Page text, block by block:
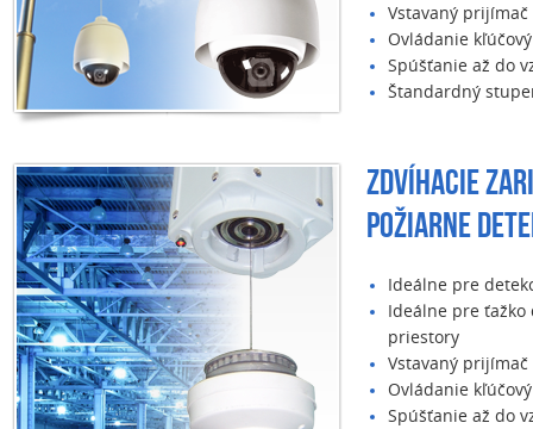
Vstavaný
Ovládanie
Spúšťanie až do
Štandardný
ZDVÍHACIE
POŽIARNE
Ideálne pre
Ideálne pre
priestory
Vstavaný
Ovládanie
Spúšťanie až do